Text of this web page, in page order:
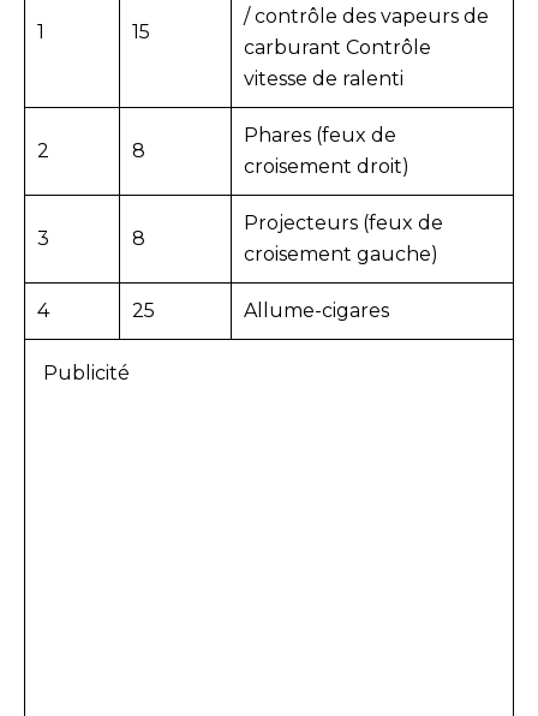
1 15
/ contrôle des vapeurs de
carburant Contrôle
vitesse de ralenti
2 8
Phares (feux de
croisement droit)
3 8
Projecteurs (feux de
croisement gauche)
4 25 Allume-cigares
Publicité